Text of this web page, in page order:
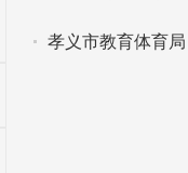
孝义市教育体育局